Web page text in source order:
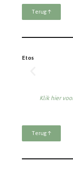
Terug ↑
Etos
Klik hier
Terug ↑